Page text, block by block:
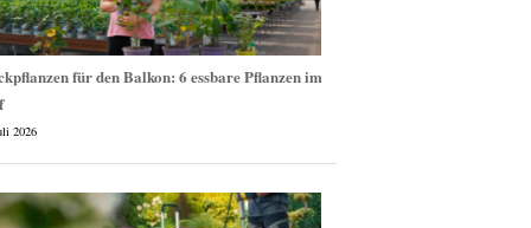
für den Balkon: 6 essbare Pflanzen im
2026